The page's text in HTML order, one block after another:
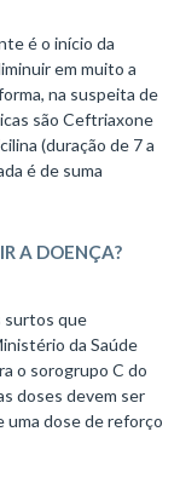
é o início da
em muito a
na suspeita de
são Ceftriaxone
(duração de 7 a
é de suma
A DOENÇA?
surtos que
da Saúde
o sorogrupo C do
doses devem ser
uma dose de reforço